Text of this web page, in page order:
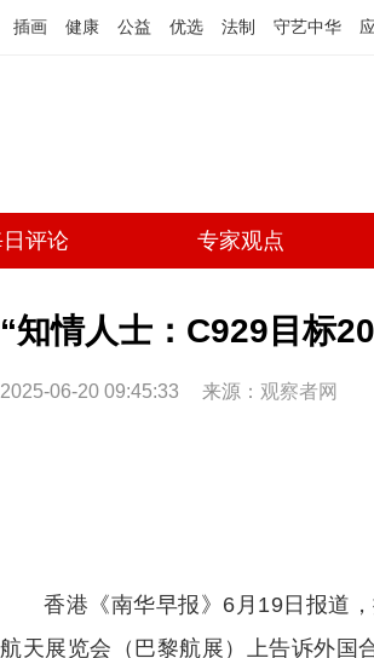
插画 健康 公益 优选 法制 守艺中华
评论 专家观点
“知情人士：C929目标
2025-06-20 09:45:33 来源： 观察者网
香港《南华早报》6月19日报道
航天展览会（巴黎航展）上告诉外国